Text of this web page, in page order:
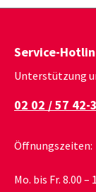
Service-
Unterstützung
02 02 / 57 42-
Öffnungszeiten:
Mo. bis Fr. 8.00 –